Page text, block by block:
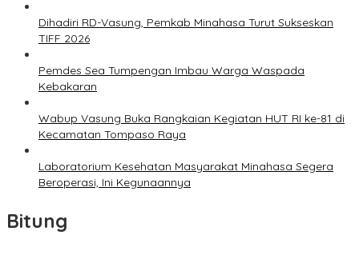
Dihadiri RD-Vasung, Pemkab Minahasa Turut Sukseskan
TIFF 2026
Pemdes Sea Tumpengan Imbau Warga Waspada
Kebakaran
Wabup Vasung Buka Rangkaian Kegiatan HUT RI ke-81 di
Kecamatan Tompaso Raya
Laboratorium Kesehatan Masyarakat Minahasa Segera
Beroperasi, Ini Kegunaannya
Bitung